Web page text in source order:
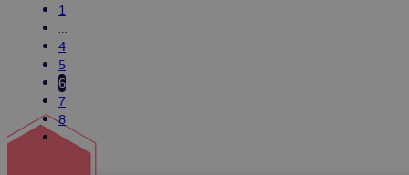
1
…
4
5
6
7
8